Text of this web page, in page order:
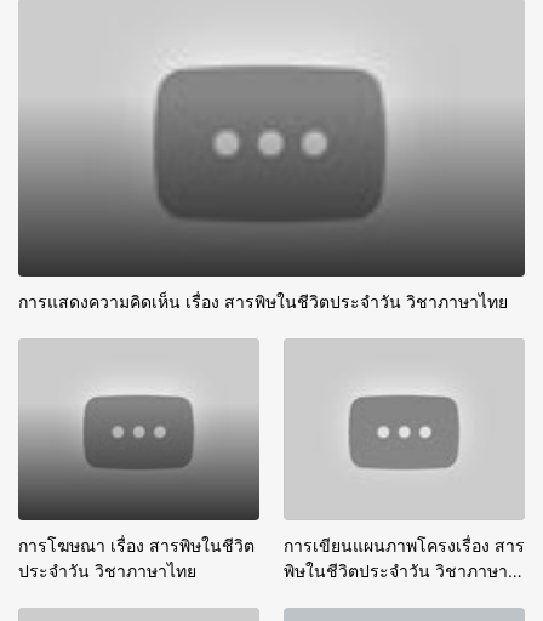
การแสดงความคิดเห็น เรื่อง สารพิษในชีวิตประจำวัน วิชาภาษาไทย
การโฆษณา เรื่อง สารพิษในชีวิต
ประจำวัน วิชาภาษาไทย
การเขียนแผนภาพโครงเรื่อง สาร
พิษในชีวิตประจำวัน วิชาภาษา